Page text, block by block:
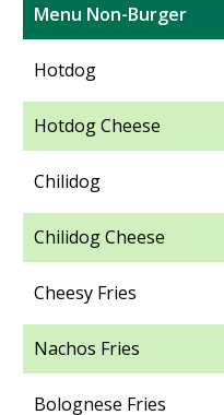
Menu Non-Burger
Hotdog
Hotdog Cheese
Chilidog
Chilidog Cheese
Cheesy Fries
Nachos Fries
Bolognese Fries